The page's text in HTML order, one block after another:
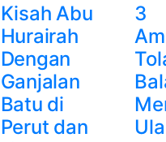
Kisah Abu
Hurairah
Dengan
Ganjalan
Batu di
Perut dan
3